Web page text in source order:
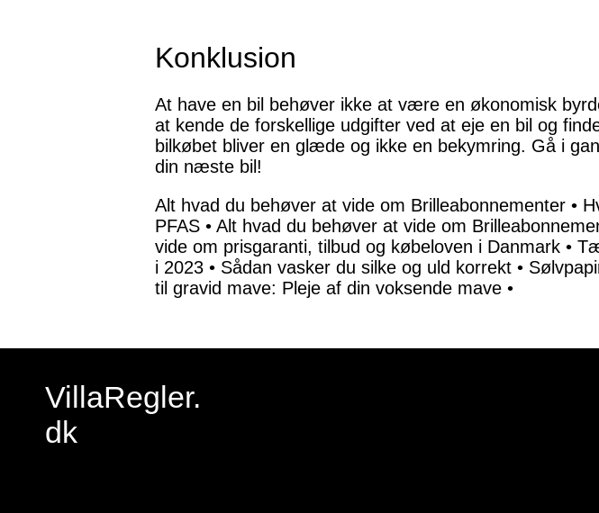
Konklusion
At have en bil behøver ikke at være en økonomisk
at kende de forskellige udgifter ved at eje en bil og
bilkøbet bliver en glæde og ikke en bekymring. Gå i
din næste bil!
Alt hvad du behøver at vide om Brilleabonnementer •
PFAS • Alt hvad du behøver at vide om
vide om prisgaranti, tilbud og købeloven i Danmark •
i 2023 • Sådan vasker du silke og uld korrekt •
til gravid mave: Pleje af din voksende mave •
VillaRegler.
dk